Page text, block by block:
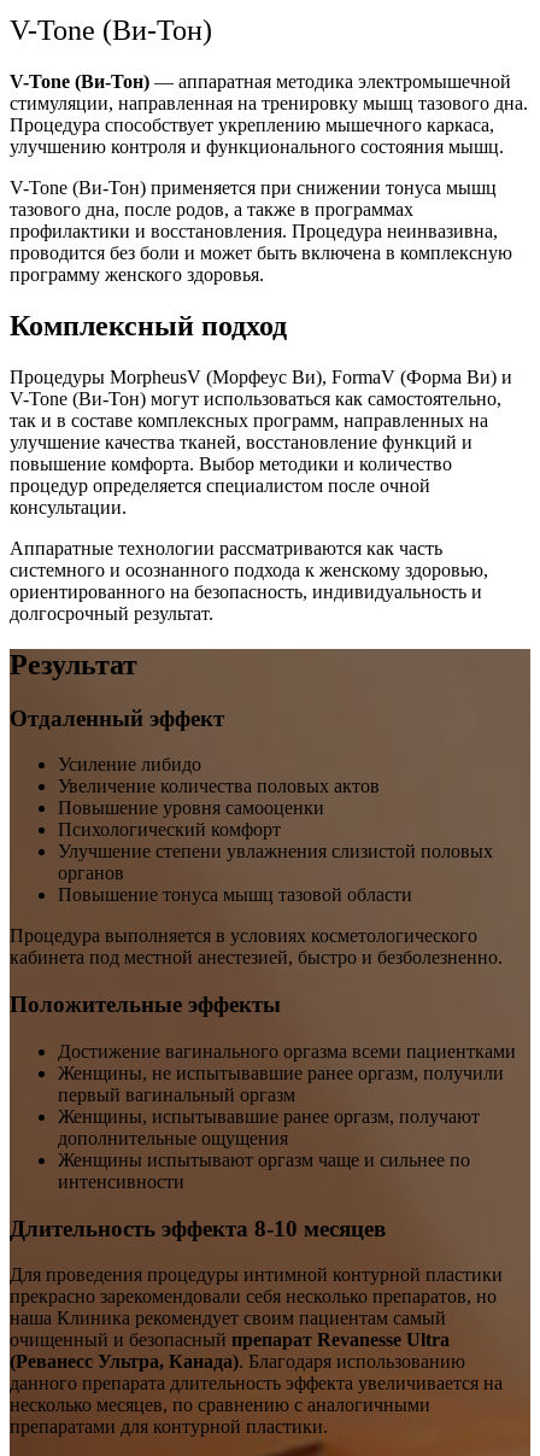
V-Tone (Ви-Тон)
V-Tone (Ви-Тон) — аппаратная методика электромышечной
стимуляции, направленная на тренировку мышц тазового дна.
Процедура способствует укреплению мышечного каркаса,
улучшению контроля и функционального состояния мышц.
V-Tone (Ви-Тон) применяется при снижении тонуса мышц
тазового дна, после родов, а также в программах
профилактики и восстановления. Процедура неинвазивна,
проводится без боли и может быть включена в комплексную
программу женского здоровья.
Комплексный подход
Процедуры MorpheusV (Морфеус Ви), FormaV (Форма Ви) и
V-Tone (Ви-Тон) могут использоваться как самостоятельно,
так и в составе комплексных программ, направленных на
улучшение качества тканей, восстановление функций и
повышение комфорта. Выбор методики и количество
процедур определяется специалистом после очной
консультации.
Аппаратные технологии рассматриваются как часть
системного и осознанного подхода к женскому здоровью,
ориентированного на безопасность, индивидуальность и
долгосрочный результат.
Результат
Отдаленный эффект
Усиление либидо
Увеличение количества половых актов
Повышение уровня самооценки
Психологический комфорт
Улучшение степени увлажнения слизистой половых
органов
Повышение тонуса мышц тазовой области
Процедура выполняется в условиях косметологического
кабинета под местной анестезией, быстро и безболезненно.
Положительные эффекты
Достижение вагинального оргазма всеми пациентками
Женщины, не испытывавшие ранее оргазм, получили
первый вагинальный оргазм
Женщины, испытывавшие ранее оргазм, получают
дополнительные ощущения
Женщины испытывают оргазм чаще и сильнее по
интенсивности
Длительность эффекта 8-10 месяцев
Для проведения процедуры интимной контурной пластики
прекрасно зарекомендовали себя несколько препаратов, но
наша Клиника рекомендует своим пациентам самый
очищенный и безопасный препарат Revanesse Ultra
(Реванесс Ультра, Канада). Благодаря использованию
данного препарата длительность эффекта увеличивается на
несколько месяцев, по сравнению с аналогичными
препаратами для контурной пластики.